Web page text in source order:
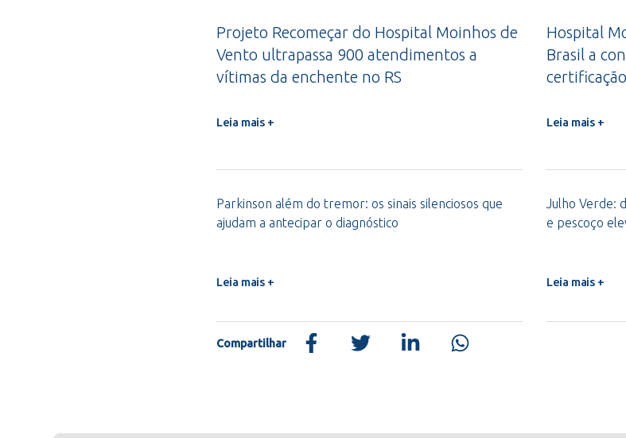
Projeto Recomeçar do Hospital Moinhos de
Vento ultrapassa 900 atendimentos a
vítimas da enchente no RS
Leia mais +
Hospital
Brasil a
Leia mais +
Parkinson além do tremor: os sinais silenciosos que
ajudam a antecipar o diagnóstico
Leia mais +
Julho Verde:
e pescoço
Leia mais +
Compartilhar